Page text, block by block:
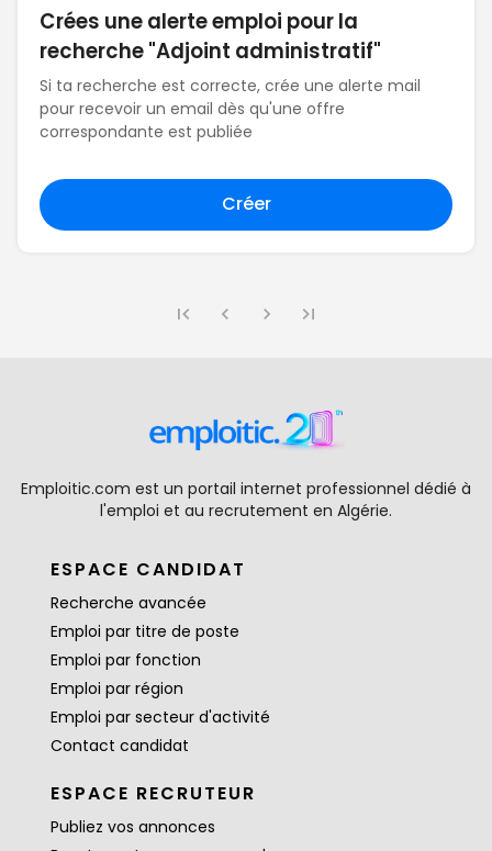
Crées une alerte emploi pour la
recherche "Adjoint administratif"
Si ta recherche est correcte, crée une alerte mail
pour recevoir un email dès qu'une offre
correspondante est publiée
Créer
Emploitic.com est un portail internet professionnel dédié à
l'emploi et au recrutement en Algérie.
ESPACE CANDIDAT
Recherche avancée
Emploi par titre de poste
Emploi par fonction
Emploi par région
Emploi par secteur d'activité
Contact candidat
ESPACE RECRUTEUR
Publiez vos annonces